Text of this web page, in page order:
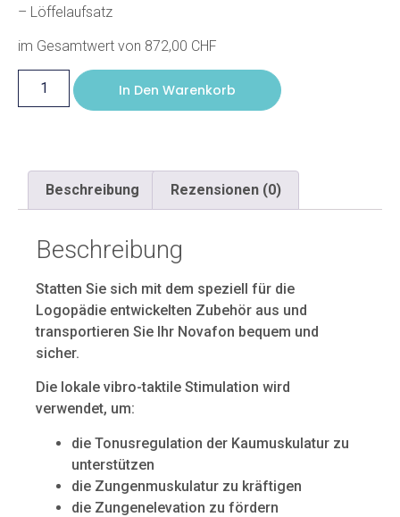
– Löffelaufsatz
im Gesamtwert von 872,00 CHF
In Den Warenkorb
Beschreibung Rezensionen (0)
Beschreibung
Statten Sie sich mit dem speziell für die
Logopädie entwickelten Zubehör aus und
transportieren Sie Ihr Novafon bequem und
sicher.
Die lokale vibro-taktile Stimulation wird
verwendet, um:
die Tonusregulation der Kaumuskulatur zu
unterstützen
die Zungenmuskulatur zu kräftigen
die Zungenelevation zu fördern